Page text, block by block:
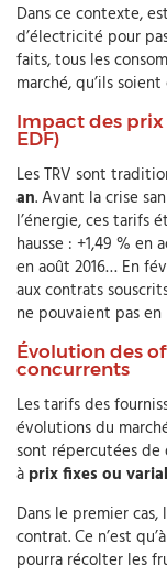
Dans ce contexte,
d’électricité pour
faits, tous les
marché, qu’ils
Impact des prix
EDF)
Les TRV sont
an. Avant la crise
l’énergie, ces tarifs
hausse : +1,49 % en
en août 2016… En
aux contrats
ne pouvaient pas en
Évolution des
concurrents
Les tarifs des
évolutions du
sont répercutées de
à prix fixes ou
Dans le premier
contrat. Ce n’est
pourra récolter les